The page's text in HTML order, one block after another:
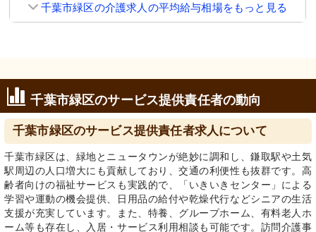
千葉市緑区の介護求人の平均給与相場をもっと見る
千葉市緑区のサービス提供責任者の動向
千葉市緑区のサービス提供責任者求人について
千葉市緑区は、緑地とニュータウンが絶妙に調和し、鎌取駅や土気
駅周辺の人口増大にも貢献しており、交通の利便性も抜群です。高
齢者向けの福祉サービスも実践的で、「いきいきセンター」による
学習や運動の機会提供、日用品の給付や乾燥代行などシニアの生活
支援が充実しています。また、特養、グループホーム、有料老人ホ
ーム等も存在し、入居・サービス利用相談も可能です。訪問介護事